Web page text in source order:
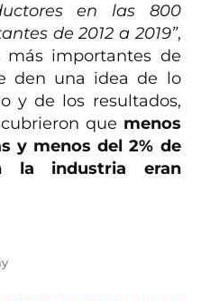
en las 800
de 2012 a 2019”,
importantes de
den una idea de lo
y de los resultados,
que menos
y menos del 2% de
la industria eran